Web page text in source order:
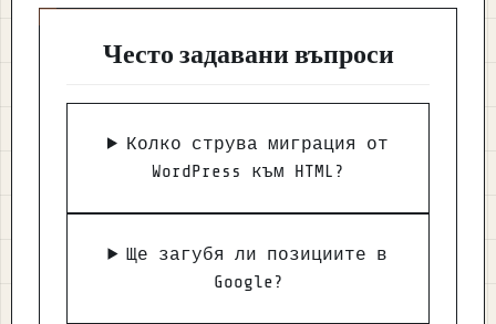
Често задавани въпроси
Колко струва миграция от
WordPress към HTML?
Ще загубя ли позициите в
Google?